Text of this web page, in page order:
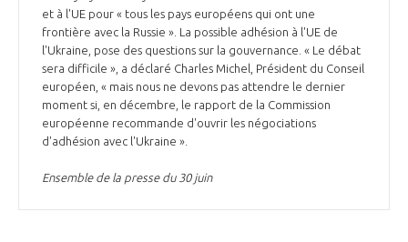
et à l'UE pour « tous les pays européens qui ont une
frontière avec la Russie ». La possible adhésion à l'UE de
l'Ukraine, pose des questions sur la gouvernance. « Le débat
sera difficile », a déclaré Charles Michel, Président du Conseil
européen, « mais nous ne devons pas attendre le dernier
moment si, en décembre, le rapport de la Commission
européenne recommande d'ouvrir les négociations
d'adhésion avec l'Ukraine ».
Ensemble de la presse du 30 juin